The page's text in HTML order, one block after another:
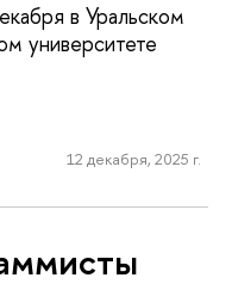
в Уральском
университете
12 декабря, 2025 г.